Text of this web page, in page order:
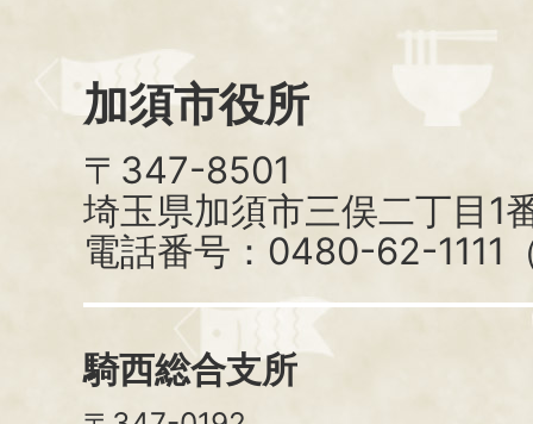
加須市役所
〒347-8501
埼玉県加須市三俣二丁目1
電話番号：0480-62-1111
騎西総合支所